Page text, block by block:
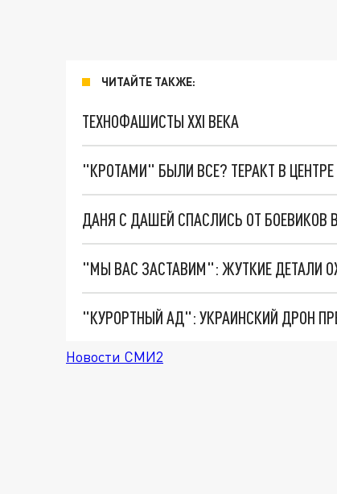
ЧИТАЙТЕ ТАКЖЕ:
ТЕХНОФАШИСТЫ XXI ВЕКА
"КРОТАМИ" БЫЛИ ВСЕ? ТЕРАКТ В
ДАНЯ С ДАШЕЙ СПАСЛИСЬ ОТ
"КУРОРТНЫЙ АД": УКРАИНСКИЙ ДРОН
Новости СМИ2